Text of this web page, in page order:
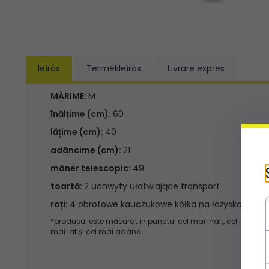
leírás Termékleírás Livrare expres
MĂRIME: M
înălțime (cm): 60
lățime (cm): 40
adâncime (cm): 21
mâner telescopic: 49
toartă: 2 uchwyty ułatwiające transport
roți: 4 obrotowe kauczukowe kółka na łożyskach
*produsul este măsurat în punctul cel mai înalt, cel
mai lat și cel mai adânc